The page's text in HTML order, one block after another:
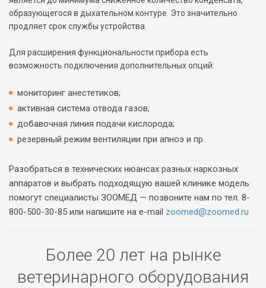
образующегося в дыхательном контуре. Это значительно
продляет срок службы устройства.
Для расширения функциональности прибора есть
возможность подключения дополнительных опций:
мониторинг анестетиков;
активная система отвода газов;
добавочная линия подачи кислорода;
резервный режим вентиляции при апноэ и пр.
Разобраться в технических нюансах разных наркозных
аппаратов и выбрать подходящую вашей клинике модель
помогут специалисты ЗООМЕД — позвоните нам по тел. 8-
800-500-30-85 или напишите на e-mail zoomed@zoomed.ru
Более 20 лет на рынке
ветеринарного оборудования